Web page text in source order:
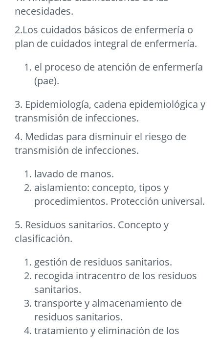
necesidades.
2.Los cuidados básicos de enfermería o
plan de cuidados integral de enfermería.
el proceso de atención de enfermería
(pae).
3. Epidemiología, cadena epidemiológica y
transmisión de infecciones.
4. Medidas para disminuir el riesgo de
transmisión de infecciones.
lavado de manos.
aislamiento: concepto, tipos y
procedimientos. Protección universal.
5. Residuos sanitarios. Concepto y
clasificación.
gestión de residuos sanitarios.
recogida intracentro de los residuos
sanitarios.
transporte y almacenamiento de
residuos sanitarios.
tratamiento y eliminación de los